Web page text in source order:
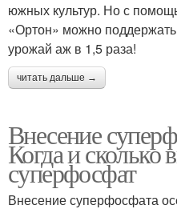
южных культур. Но с
«Ортон» можно
урожай аж в 1,5 раза!
читать дальше →
Внесение
Когда и сколько
суперфосфат
Внесение суперфосфата